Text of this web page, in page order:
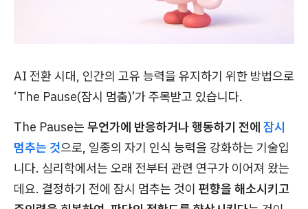
AI 전환 시대, 인간의 고유 능력을 유지하기 위한 방법으로
‘The Pause(잠시 멈춤)’가 주목받고 있습니다.
The Pause는 무언가에 반응하거나 행동하기 전에 잠시
멈추는 것으로, 일종의 자기 인식 능력을 강화하는 기술입
니다. 심리학에서는 오래 전부터 관련 연구가 이어져 왔는
데요. 결정하기 전에 잠시 멈추는 것이 편향을 해소시키고